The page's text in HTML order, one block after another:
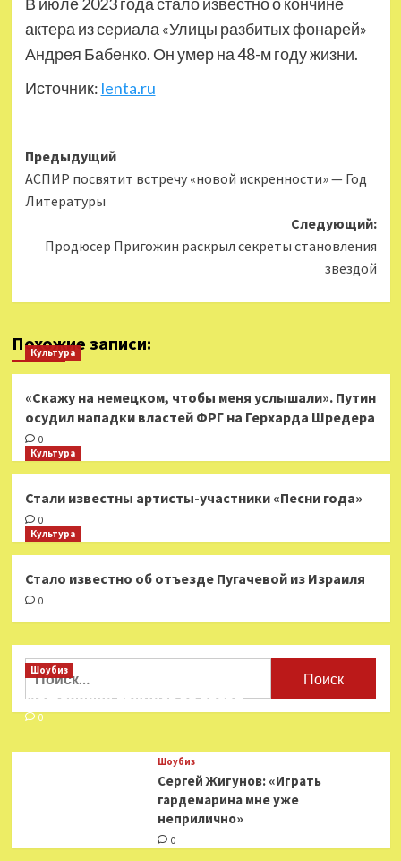
актера из сериала «Улицы разбитых фонарей»
Андрея Бабенко. Он умер на 48-м году жизни.
Источник: lenta.ru
Навигация
записи
Предыдущий
АСПИР посвятит встречу «новой искренности» — Год
Литературы
Следующий:
Продюсер Пригожин раскрыл секреты становления
звездой
Похожие записи:
Культура
«Скажу на немецком, чтобы меня услышали». Путин
осудил нападки властей ФРГ на Герхарда Шредера
0
Культура
Стали известны артисты-участники «Песни года»
0
Культура
Стало известно об отъезде Пугачевой из Израиля
0
Найти:
Шоубиз
Мошенники взялись за звезд
0
Шоубиз
Сергей Жигунов: «Играть
гардемарина мне уже
неприлично»
0